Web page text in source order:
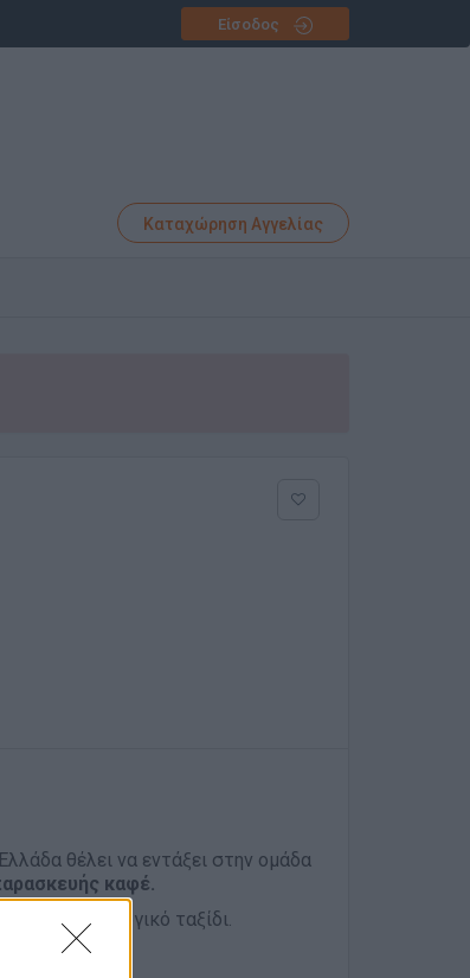
Είσοδος
Καταχώρηση Αγγελίας
θέλει να εντάξει στην ομάδα
καφέ.
ένα δημιουργικό ταξίδι.